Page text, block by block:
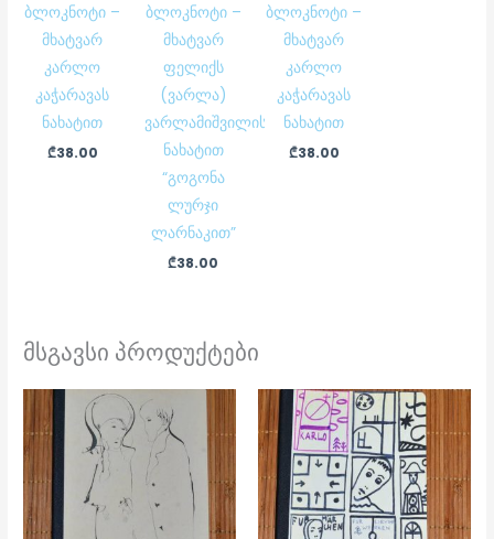
ბლოკნოტი –
მხატვარ
კარლო
კაჭარავას
ნახატით
₾38.00
ბლოკნოტი –
მხატვარ
ფელიქს
(ვარლა)
ვარლამიშვილის
ნახატით
“გოგონა
ლურჯი
ლარნაკით”
₾38.00
ბლოკნოტი –
მხატვარ
კარლო
კაჭარავას
ნახატით
₾38.00
მსგავსი პროდუქტები